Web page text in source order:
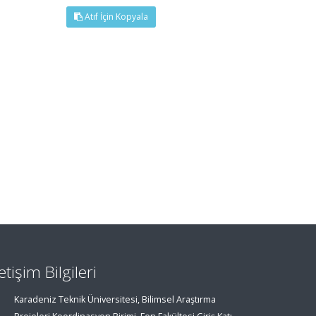
Atıf İçin Kopyala
Bilgileri
Karadeniz Teknik Üniversitesi, Bilimsel Araştırma